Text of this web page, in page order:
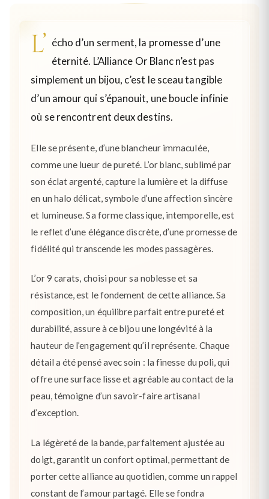
L’ écho d’un serment, la promesse d’une
éternité. L’Alliance Or Blanc n’est pas
simplement un bijou, c’est le sceau tangible
d’un amour qui s’épanouit, une boucle infinie
où se rencontrent deux destins.
Elle se présente, d’une blancheur immaculée,
comme une lueur de pureté. L’or blanc, sublimé par
son éclat argenté, capture la lumière et la diffuse
en un halo délicat, symbole d’une affection sincère
et lumineuse. Sa forme classique, intemporelle, est
le reflet d’une élégance discrète, d’une promesse de
fidélité qui transcende les modes passagères.
L’or 9 carats, choisi pour sa noblesse et sa
résistance, est le fondement de cette alliance. Sa
composition, un équilibre parfait entre pureté et
durabilité, assure à ce bijou une longévité à la
hauteur de l’engagement qu’il représente. Chaque
détail a été pensé avec soin : la finesse du poli, qui
offre une surface lisse et agréable au contact de la
peau, témoigne d’un savoir-faire artisanal
d’exception.
La légèreté de la bande, parfaitement ajustée au
doigt, garantit un confort optimal, permettant de
porter cette alliance au quotidien, comme un rappel
constant de l’amour partagé. Elle se fondra